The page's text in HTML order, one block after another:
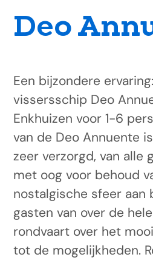
Deo
Een bijzondere
vissersschip Deo
Enkhuizen voor 1-6
van de Deo Annuente
zeer verzorgd, van alle
met oog voor behoud
nostalgische sfeer
gasten van over de
rondvaart over het
tot de mogelijkheden.